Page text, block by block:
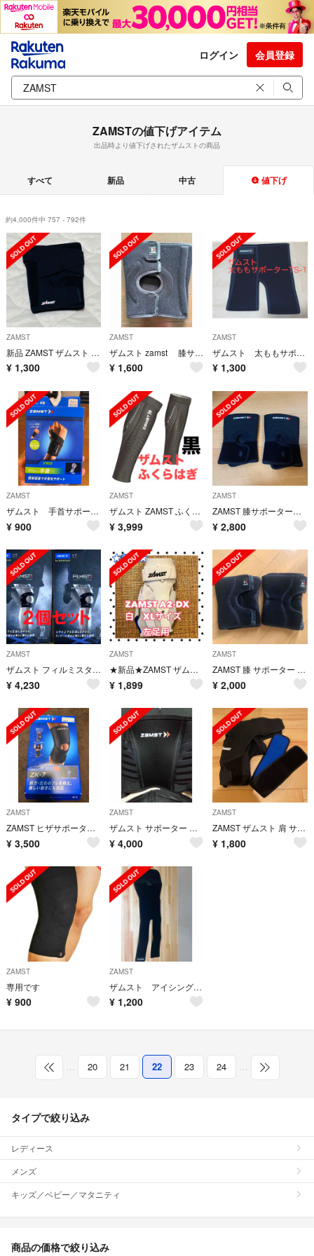
ログイン 会員登録
ZAMSTの値下げアイテム
出品時より値下げされたザムストの商品
すべて 新品 中古 値下げ
約4,000件中 757 - 792件
ZAMST
新品 ZAMST ザムスト EK-5 Lサイズ ヒザサポーター
¥ 1,300
ZAMST
ザムスト zamst 膝サポーター MK-3 ミドルサポート フルオープン型
¥ 1,600
ZAMST
ザムスト 太ももサポーター（TS-1）Lサイズ
¥ 1,300
ZAMST
ザムスト 手首サポーター ジュニア用
¥ 900
ZAMST
ザムスト ZAMST ふくらはぎ 段階式着圧ストッキング プレシオーネ カーフ
¥ 3,999
ZAMST
ZAMST 膝サポーター ジュニア用 2個セット
¥ 2,800
ZAMST
ザムスト フィルミスタニー 薄型 ひざ用サポーター S２個セット
¥ 4,230
ZAMST
★新品★ZAMST ザムスト A2-DX XLサイズ 左足首 白 足首サポーター
¥ 1,899
ZAMST
ZAMST 膝 サポーター 2個 LL
¥ 2,000
ZAMST
ZAMST ヒザサポーター LL
¥ 3,500
ZAMST
ザムスト サポーター ミドルサポート スタンダードタイプ ZW-5 腰 Mサイズ
¥ 4,000
ZAMST
ZAMST ザムスト 肩 サポーター
¥ 1,800
ZAMST
専用です
¥ 900
ZAMST
ザムスト アイシングサポーター
¥ 1,200
20 21 22 23 24
タイプで絞り込み
レディース
メンズ
キッズ／ベビー／マタニティ
商品の価格で絞り込み